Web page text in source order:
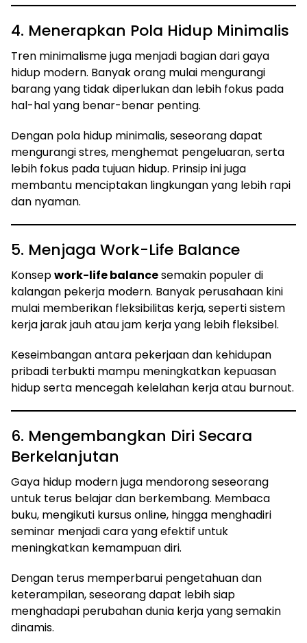
4. Menerapkan Pola Hidup Minimalis
Tren minimalisme juga menjadi bagian dari gaya
hidup modern. Banyak orang mulai mengurangi
barang yang tidak diperlukan dan lebih fokus pada
hal-hal yang benar-benar penting.
Dengan pola hidup minimalis, seseorang dapat
mengurangi stres, menghemat pengeluaran, serta
lebih fokus pada tujuan hidup. Prinsip ini juga
membantu menciptakan lingkungan yang lebih rapi
dan nyaman.
5. Menjaga Work-Life Balance
Konsepwork-life balancesemakin populer di
kalangan pekerja modern. Banyak perusahaan kini
mulai memberikan fleksibilitas kerja, seperti sistem
kerja jarak jauh atau jam kerja yang lebih fleksibel.
Keseimbangan antara pekerjaan dan kehidupan
pribadi terbukti mampu meningkatkan kepuasan
hidup serta mencegah kelelahan kerja atau burnout.
6. Mengembangkan Diri Secara
Berkelanjutan
Gaya hidup modern juga mendorong seseorang
untuk terus belajar dan berkembang. Membaca
buku, mengikuti kursus online, hingga menghadiri
seminar menjadi cara yang efektif untuk
meningkatkan kemampuan diri.
Dengan terus memperbarui pengetahuan dan
keterampilan, seseorang dapat lebih siap
menghadapi perubahan dunia kerja yang semakin
dinamis.